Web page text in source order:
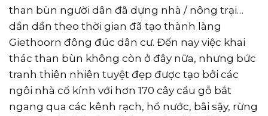
than bùn người dân đã dựng nhà / nông trại…
dần dần theo thời gian đã tạo thành làng
Giethoorn đông đúc dân cư. Đến nay việc khai
thác than bùn không còn ở đây nữa, nhưng bức
tranh thiên nhiên tuyệt đẹp được tạo bởi các
ngôi nhà cổ kính với hơn 170 cây cầu gỗ bắt
ngang qua các kênh rạch, hồ nước, bãi sậy, rừng